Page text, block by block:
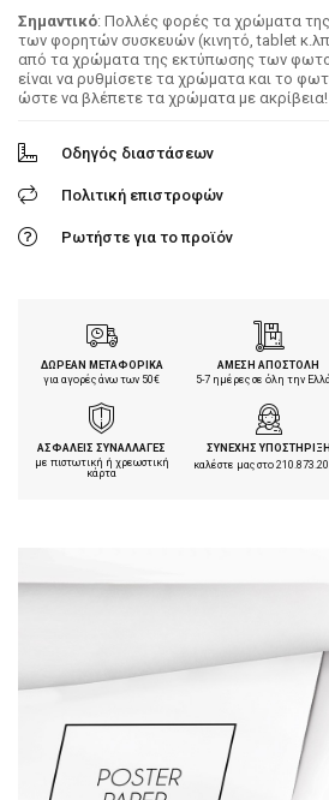
Σημαντικό: Πολλές φορές τα χρώματα
των φορητών συσκευών (κινητό, tablet
από τα χρώματα της εκτύπωσης των
είναι να ρυθμίσετε τα χρώματα και το
ώστε να βλέπετε τα χρώματα με ακρίβεια!
Οδηγός διαστάσεων
Πολιτική επιστροφών
Ρωτήστε για το προϊόν
ΔΩΡΕΑΝ ΜΕΤΑΦΟΡΙΚΑ
για αγορές άνω των 50€
ΑΜΕΣΗ ΑΠΟΣΤΟΛΗ
5-7 ημέρες σε όλη την
ΑΣΦΑΛΕΙΣ ΣΥΝΑΛΛΑΓΕΣ
με πιστωτική ή χρεωστική
κάρτα
ΣΥΝΕΧΗΣ ΥΠΟΣΤΗΡΙΞΗ
καλέστε μας στο